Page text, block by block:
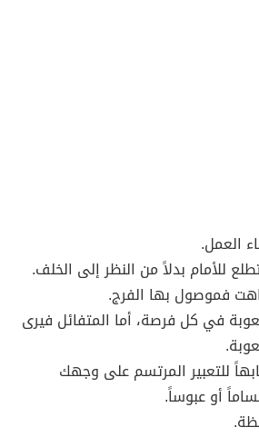
العمل.
للأمام بدلاً من النظر إلى الخلف.
فموصول بها الفرج.
في كل فرصة، أما المتفائل فيرى
للتعبير المرتسم على وجهك
أو عبوساً.